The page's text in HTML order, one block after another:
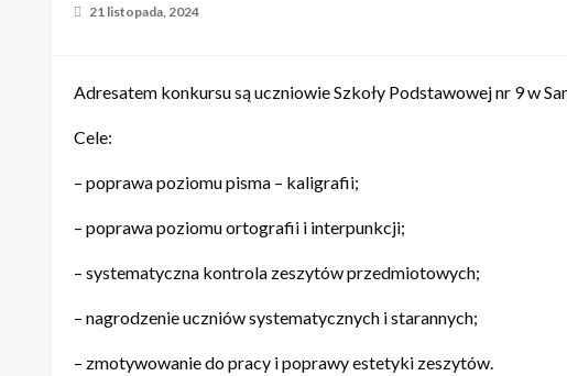
Opublikowane
21 listopada, 2024
Adresatem konkursu są uczniowie Szkoły Podstawowej nr 9 w
Cele:
– poprawa poziomu pisma – kaligrafii;
– poprawa poziomu ortografii i interpunkcji;
– systematyczna kontrola zeszytów przedmiotowych;
– nagrodzenie uczniów systematycznych i starannych;
– zmotywowanie do pracy i poprawy estetyki zeszytów.